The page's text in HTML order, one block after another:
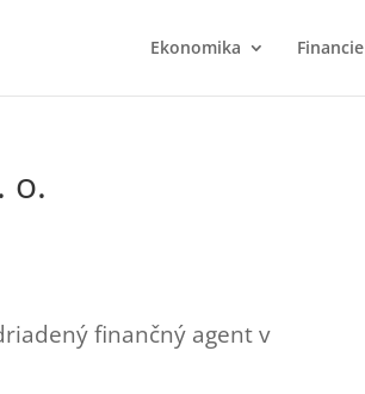
Ekonomika Financie
o.
finančný agent v